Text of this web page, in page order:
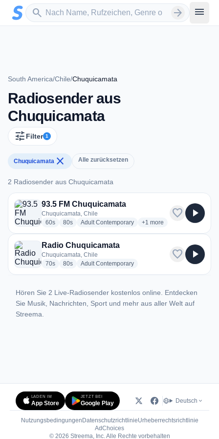
Zum Hauptinhalt springen
search
Sender suchen arrow_forward menu
South America/Chile/Chuquicamata
Radiosender aus
Chuquicamata
tune Filter 1
Chuquicamata close Alle zurücksetzen
2 Radiosender aus Chuquicamata
2 Radiosender aus Chuquicamata
93.5 FM Chuquicamata
Chuquicamata, Chile
60sradio stations
80sradio stations
Adult Contemporaryradio stations
+1 more genres for 93.5 FM
more
favorite play_arrow
Radio Chuquicamata
Chuquicamata, Chile
70sradio stations
80sradio stations
Adult Contemporaryradio stations
favorite play_arrow
Hören Sie 2 Live-Radiosender kostenlos online. Entdecken
Sie Musik, Nachrichten, Sport und mehr aus aller Welt auf
Streema.
LADEN IM
App Store
JETZT BEI
Google Play Deutsch
Nutzungsbedingungen DatenschutzrichtlinieUrheberrechtsrichtlinie
AdChoices(öffnet in neuem Tab)
© 2026 Streema, Inc. Alle Rechte vorbehalten